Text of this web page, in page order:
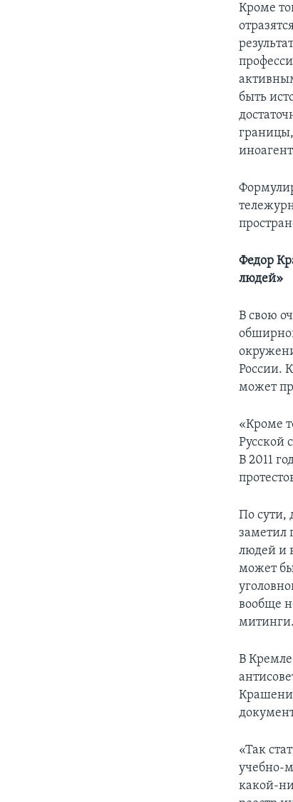
Кроме
быть
границы,
Федор
людей»
В свою
России.
может
«Кроме
Русской
В 2011
По сути,
заметил
людей и
может
вообще
митинги.
В Кремле
«Так
учебно-
какой-